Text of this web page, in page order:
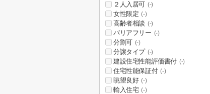
２人入居可 (-)
女性限定 (-)
高齢者相談 (-)
バリアフリー (-)
分割可 (-)
分譲タイプ (-)
建設住宅性能評価書付 (-)
住宅性能保証付 (-)
眺望良好 (-)
輸入住宅 (-)